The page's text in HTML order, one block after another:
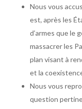
Nous vous
est, après les
d’armes que le
massacrer les
plan visant à
et la
Nous vous
question